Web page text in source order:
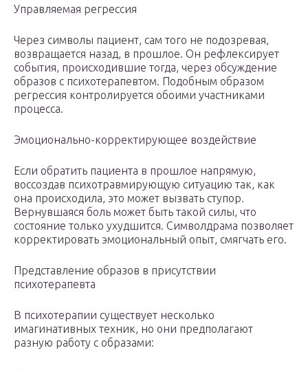
Управляемая регрессия
Через символы пациент, сам того не подозревая,
возвращается назад, в прошлое. Он рефлексирует
события, происходившие тогда, через обсуждение
образов с психотерапевтом. Подобным образом
регрессия контролируется обоими участниками
процесса.
Эмоционально-корректирующее воздействие
Если обратить пациента в прошлое напрямую,
воссоздав психотравмирующую ситуацию так, как
она происходила, это может вызвать ступор.
Вернувшаяся боль может быть такой силы, что
состояние только ухудшится. Символдрама позволяет
корректировать эмоциональный опыт, смягчать его.
Представление образов в присутствии
психотерапевта
В психотерапии существует несколько
имагинативных техник, но они предполагают
разную работу с образами: